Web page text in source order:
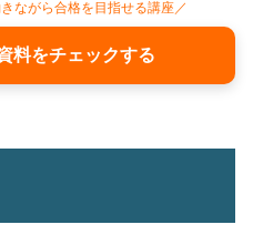
ながら合格を目指せる講座／
料をチェックする